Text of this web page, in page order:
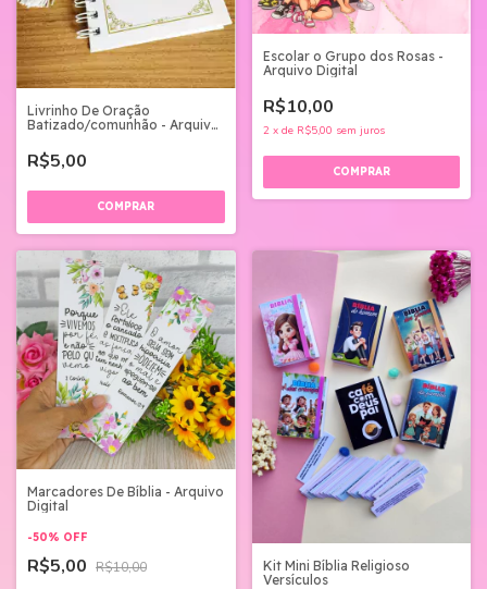
Livrinho De Oração
Batizado/comunhão - Arquivo
R$5,00
Escolar o Grupo dos Rosas -
Arquivo Digital
R$10,00
2 x de R$5,00 sem juros
Marcadores De Bíblia - Arquivo
Digital
-50% OFF
R$5,00 R$10,00
Kit Mini Bíblia Religioso
Versículos